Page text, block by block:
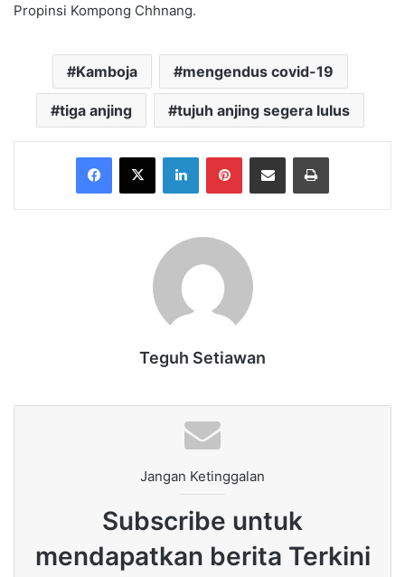
Propinsi Kompong Chhnang.
Kamboja mengendus covid-19
tiga anjing tujuh anjing segera lulus
Facebook
X LinkedInPinterestShare via Email Print
Teguh Setiawan
Jangan Ketinggalan
Subscribe untuk
mendapatkan berita Terkini